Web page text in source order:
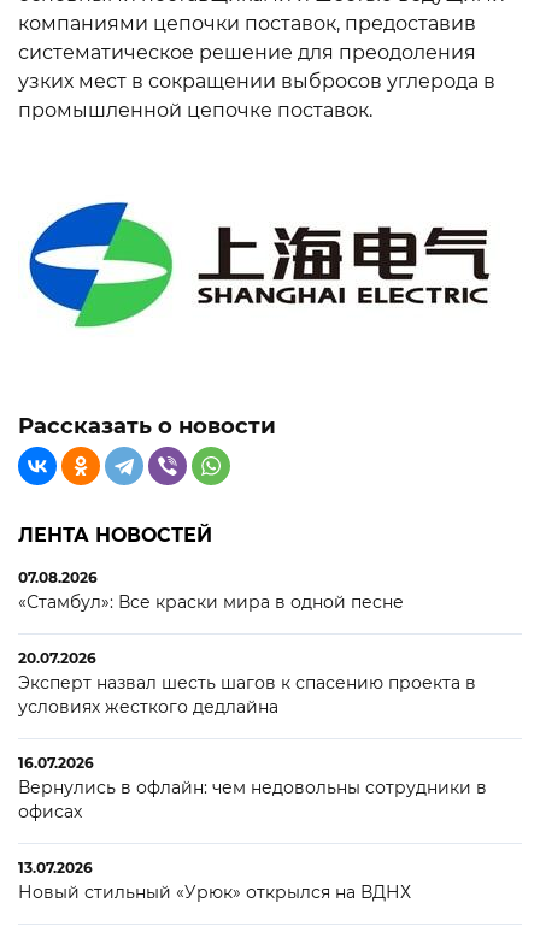
компаниями цепочки поставок, предоставив
систематическое решение для преодоления
узких мест в сокращении выбросов углерода в
промышленной цепочке поставок.
Рассказать о новости
ЛЕНТА НОВОСТЕЙ
07.08.2026
«Стамбул»: Все краски мира в одной песне
20.07.2026
Эксперт назвал шесть шагов к спасению проекта в
условиях жесткого дедлайна
16.07.2026
Вернулись в офлайн: чем недовольны сотрудники в
офисах
13.07.2026
Новый стильный «Урюк» открылся на ВДНХ